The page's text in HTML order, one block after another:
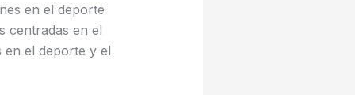
en el deporte
centradas en el
en el deporte y el